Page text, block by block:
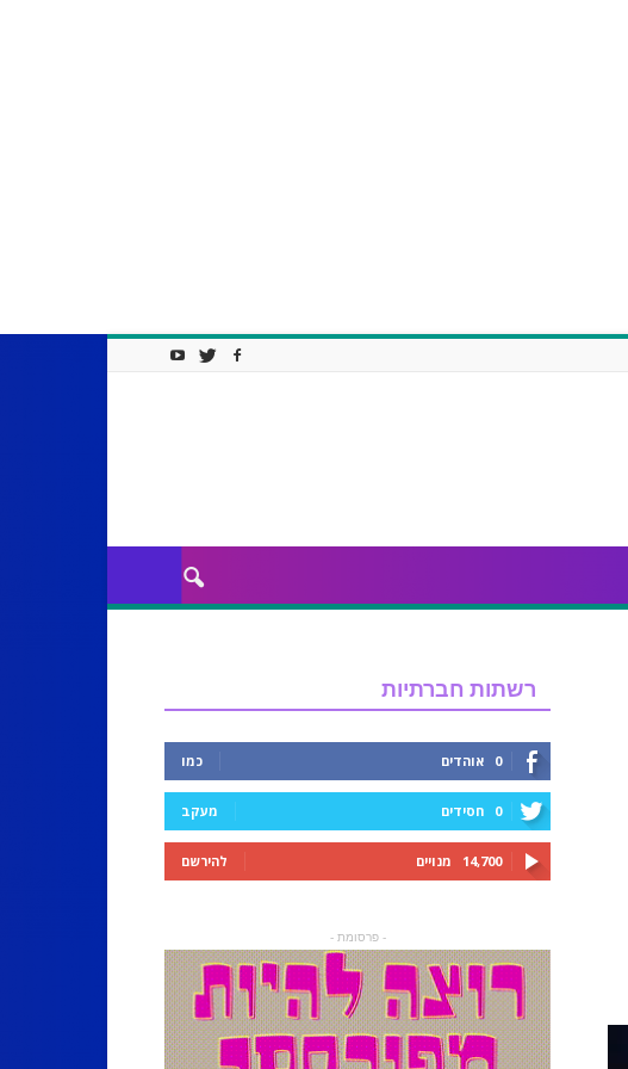
רשתות חברתיות
0 אוהדים כמו
0 חסידים מעקב
14,700 מנויים להירשם
- פרסומת -